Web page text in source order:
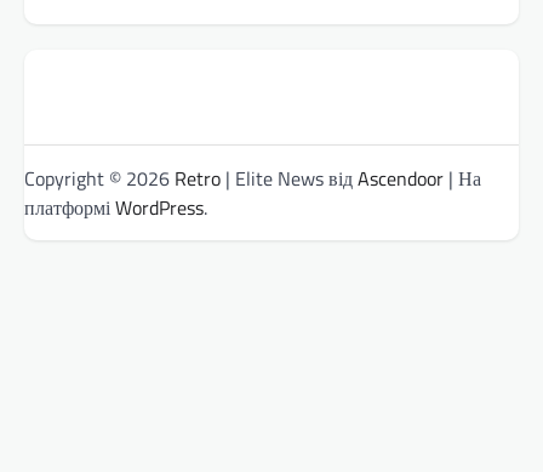
Copyright © 2026 Retro | Elite News відAscendoor | На
платформіWordPress.